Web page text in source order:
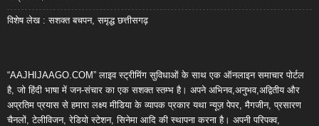
विशेष लेख : सशक्त बचपन, समृद्ध छत्तीसगढ़
“AAJHIJAAGO.COM” लाइव स्ट्रीमिंग सुविधाओं के साथ एक ऑनलाइन समाचार पोर्टल
है, जो हिंदी भाषा में जन-संचार का एक सशक्त स्तम्भ है। अपने अभिनव,अनुभव,अद्वितीय और
अप्रतिम प्रयास से हमारा लक्ष्य मीडिया के व्यापक प्रकार यथा न्यूज़ पेपर, मैगजीन, प्रसारण
चैनलों, टेलीविजन, रेडियो स्टेशन, सिनेमा आदि की स्थापना करना है। अपनी परिपक्व,